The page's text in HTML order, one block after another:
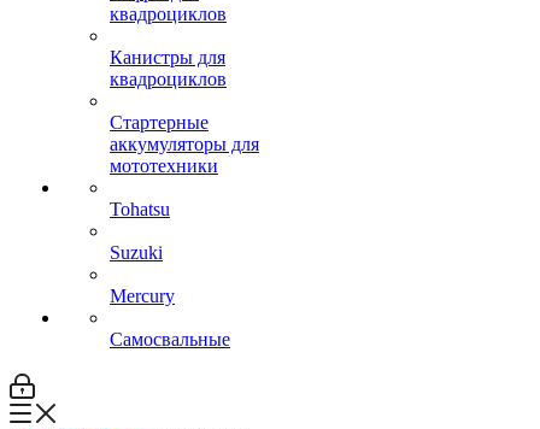
квадроциклов
Канистры для
квадроциклов
Стартерные
аккумуляторы для
мототехники
Tohatsu
Suzuki
Mercury
Самосвальные